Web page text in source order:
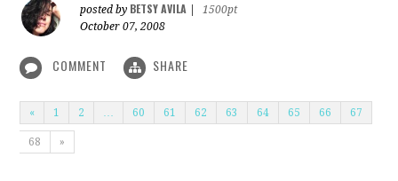
posted by BETSY AVILA
1500pt
October 07, 2008
COMMENT SHARE
« 1 2 60 61 62 63 64 65 66 67
68 »